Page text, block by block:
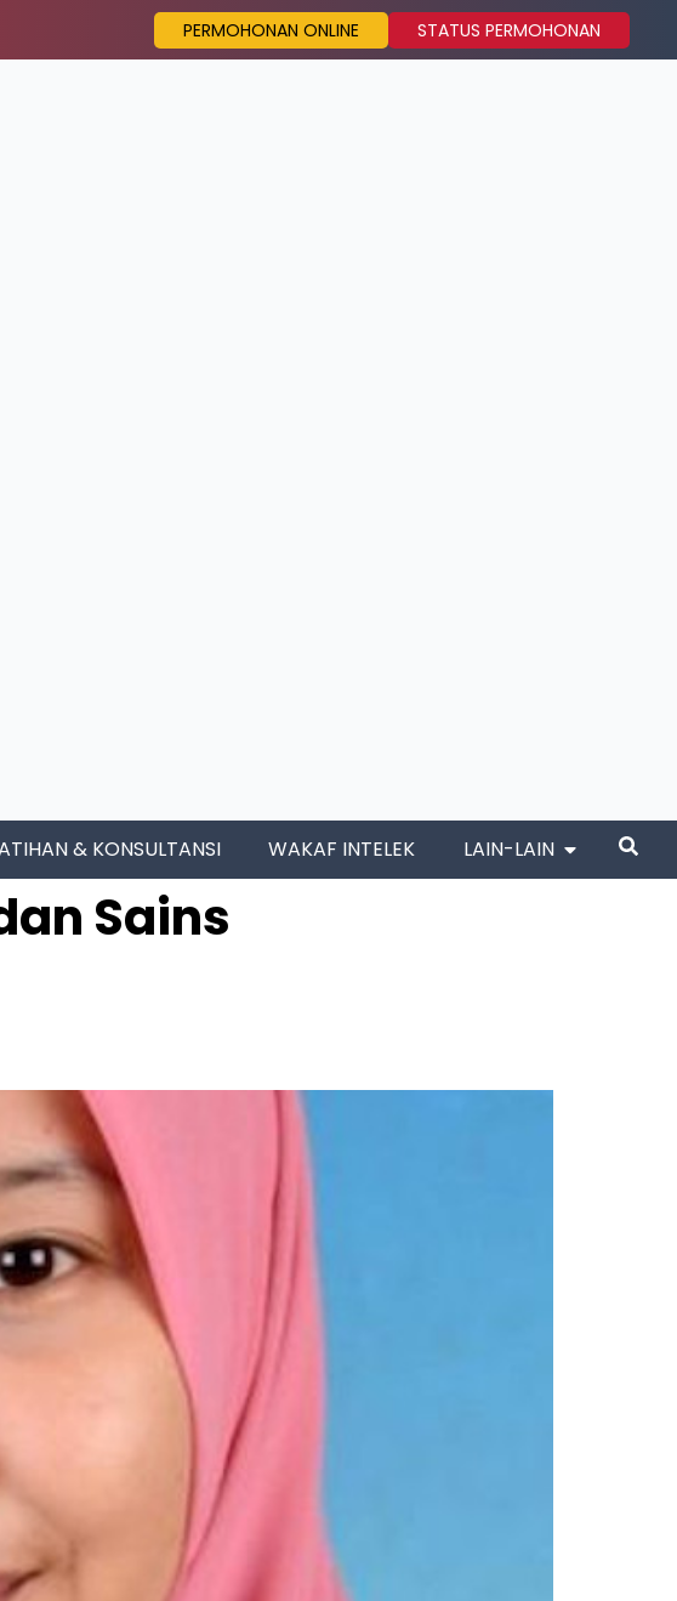
PERMOHONAN ONLINE STATUS PERMOHONAN
& KONSULTANSI WAKAF INTELEK LAIN-LAIN
Sains